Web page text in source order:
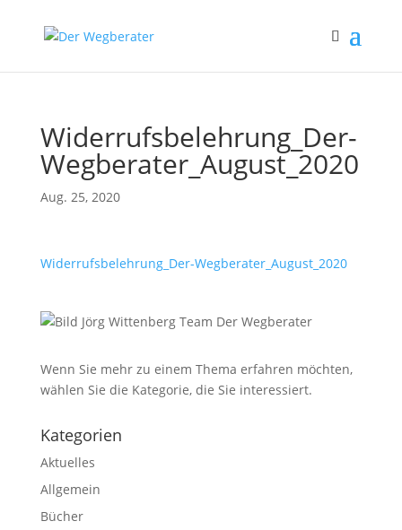
Widerrufsbelehrung_Der-
Wegberater_August_2020
Aug. 25, 2020
Widerrufsbelehrung_Der-Wegberater_August_2020
Wenn Sie mehr zu einem Thema erfahren möchten,
wählen Sie die Kategorie, die Sie interessiert.
Kategorien
Aktuelles
Allgemein
Bücher